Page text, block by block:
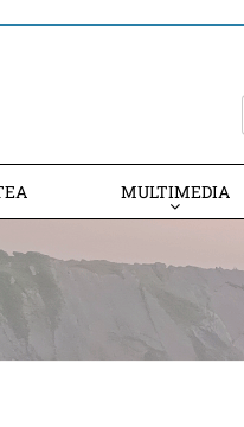
MULTIMEDIA